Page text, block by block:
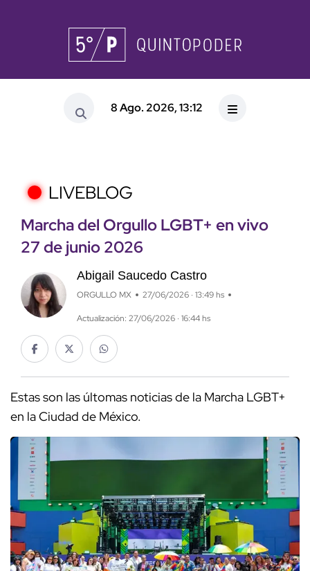
8 Ago. 2026, 13:12
LIVEBLOG
Marcha del Orgullo LGBT+ en vivo
27 de junio 2026
Abigail Saucedo Castro
ORGULLO MX 27/06/2026 · 13:49 hs
Actualización: 27/06/2026 · 16:44 hs
Estas son las últomas noticias de la Marcha LGBT+
en la Ciudad de México.